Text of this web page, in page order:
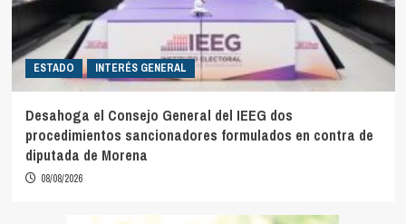
ESTADO INTERÉS GENERAL
Desahoga el Consejo General del IEEG dos
procedimientos sancionadores formulados en contra de
diputada de Morena
08/08/2026